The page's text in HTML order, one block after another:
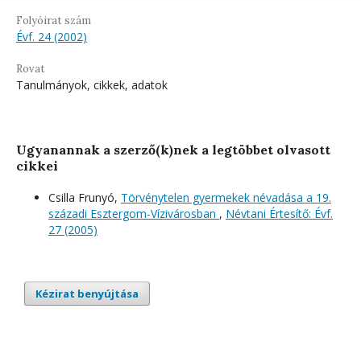
Folyóirat szám
Évf. 24 (2002)
Rovat
Tanulmányok, cikkek, adatok
Ugyanannak a szerző(k)nek a legtöbbet olvasott
cikkei
Csilla Frunyó, Törvénytelen gyermekek névadása a 19.
századi Esztergom-Vízivárosban , Névtani Értesítő: Évf.
27 (2005)
Kézirat benyújtása